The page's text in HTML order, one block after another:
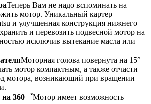
Теперь Вам не надо вспоминать на
мотор. Уникальный картер
и улучшенная конструкция нижнего
и перевозить подвесной мотор на
исключив вытекание масла или
Моторная голова повернута на 15°
мотор компактным, а также отчасти
мотора, возникающий при вращении
360゜Мотор имеет возможность